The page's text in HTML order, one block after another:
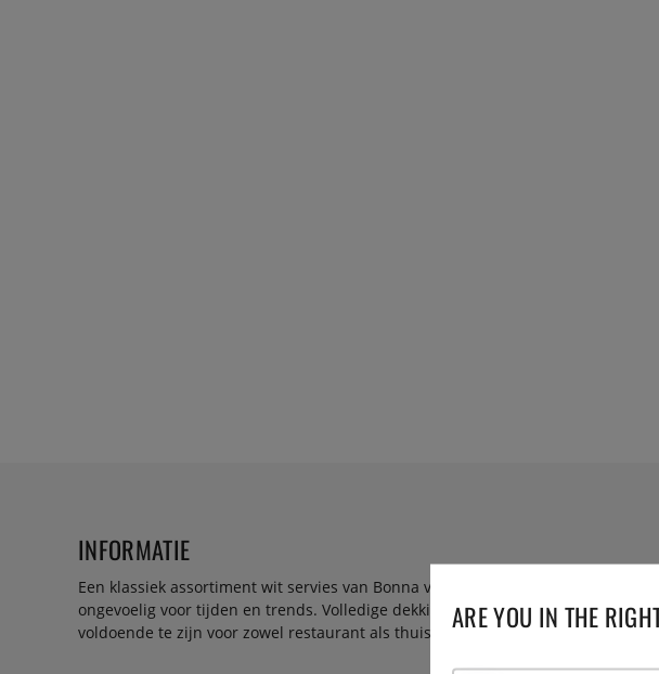
INFORMATIE
Een klassiek assortiment wit servies van Bonna van hoge kwaliteit en volledig
ongevoelig voor tijden en trends. Volledige dekking op verschillende items om
voldoende te zijn voor zowel restaurant als thuis zonder hiaten achter te laten.
ARE YOU IN THE